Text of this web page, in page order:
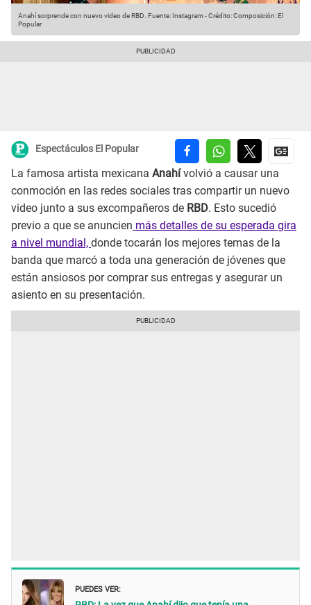
Anahí sorprende con nuevo video de RBD. Fuente: Instagram -Crédito: Composición: El
Popular
Espectáculos El Popular
La famosa artista mexicana Anahívolvió a causar una
conmoción en las redes sociales tras compartir un nuevo
video junto a sus excompañeros de RBD. Esto sucedió
previo a que se anuncien más detalles de su esperada gira
a nivel mundial, donde tocarán los mejores temas de la
banda que marcó a toda una generación de jóvenes que
están ansiosos por comprar sus entregas y asegurar un
asiento en su presentación.
PUEDES VER: